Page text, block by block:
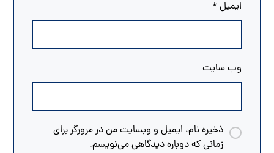
ایمیل *
وب‌ سایت
ذخیره نام، ایمیل و وبسایت من در مرورگر برای
زمانی که دوباره دیدگاهی می‌نویسم.